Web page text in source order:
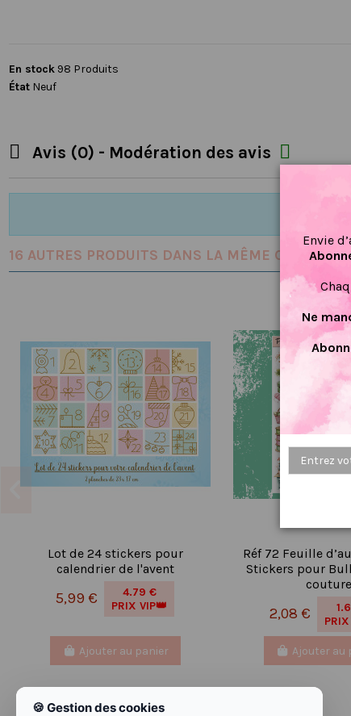
En stock 98 Produits
État Neuf
 Avis (0) - Modération des avis 
16 AUTRES PRODUITS DANS LA MÊME
Lot de 24 stickers pour
calendrier de l'avent
5,99 €
4.79 €
PRIX VIP👑
Ajouter au panier
Réf 72 Feuille
Stickers pour
couture
2,08 €
Ajouter au
Envie
Ne
🍪 Gestion des cookies